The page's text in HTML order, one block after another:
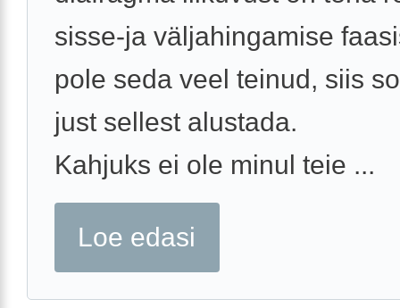
sisse-ja väljahingamise
pole seda veel teinud, siis
just sellest alustada.
Kahjuks ei ole minul teie ...
Loe edasi